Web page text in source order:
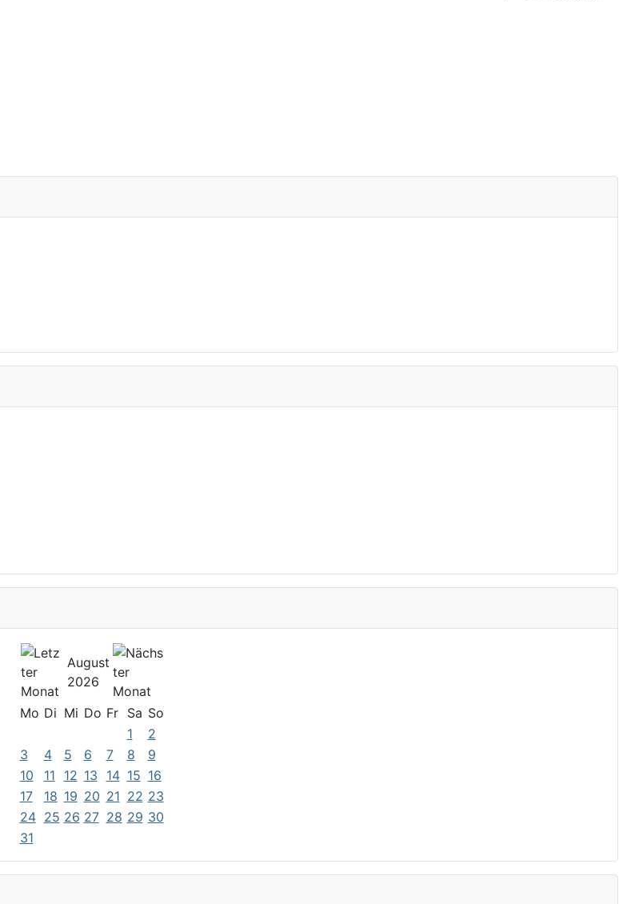
August
2026
Mo Di Mi Do Fr Sa So
1
2
3
4 5 6 7 8
9
10
11 12 13 14 15 16
17
18 19 20 21 22 23
24 25 26 27 28 29 30
31